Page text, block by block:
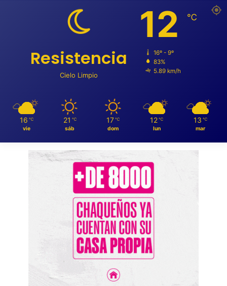
Resistencia
Cielo Limpio
12 ℃
16º - 9º
83%
5.89 km/h
16 ℃
vie
21 ℃
sáb
17 ℃
dom
12 ℃
lun
13 ℃
mar